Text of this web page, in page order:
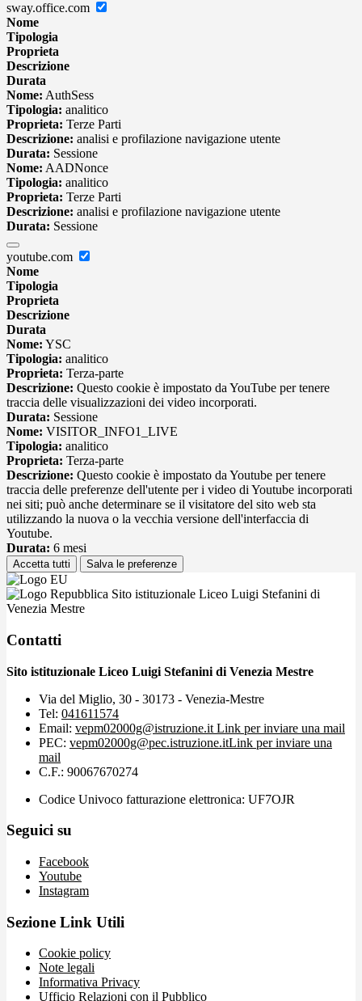
sway.office.com
Nome
Tipologia
Proprieta
Descrizione
Durata
Nome: AuthSess
Tipologia: analitico
Proprieta: Terze Parti
Descrizione: analisi e profilazione navigazione utente
Durata: Sessione
Nome: AADNonce
Tipologia: analitico
Proprieta: Terze Parti
Descrizione: analisi e profilazione navigazione utente
Durata: Sessione
youtube.com
Nome
Tipologia
Proprieta
Descrizione
Durata
Nome: YSC
Tipologia: analitico
Proprieta: Terza-parte
Descrizione: Questo cookie è impostato da YouTube per tenere
traccia delle visualizzazioni dei video incorporati.
Durata: Sessione
Nome: VISITOR_INFO1_LIVE
Tipologia: analitico
Proprieta: Terza-parte
Descrizione: Questo cookie è impostato da Youtube per tenere
traccia delle preferenze dell'utente per i video di Youtube incorporati
nei siti; può anche determinare se il visitatore del sito web sta
utilizzando la nuova o la vecchia versione dell'interfaccia di
Youtube.
Durata: 6 mesi
Accetta tutti Salva le preferenze
Sito istituzionale Liceo Luigi Stefanini di
Venezia Mestre
Contatti
Sito istituzionale Liceo Luigi Stefanini di Venezia Mestre
Via del Miglio, 30 - 30173 - Venezia-Mestre
Tel: 041611574
Email: vepm02000g@istruzione.it Link per inviare una mail
PEC: vepm02000g@pec.istruzione.itLink per inviare una
mail
C.F.: 90067670274
Codice Univoco fatturazione elettronica: UF7OJR
Seguici su
Facebook
Youtube
Instagram
Sezione Link Utili
Cookie policy
Note legali
Informativa Privacy
Ufficio Relazioni con il Pubblico